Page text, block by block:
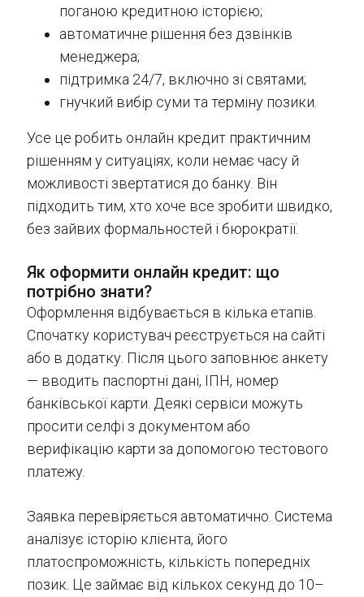
поганою кредитною історією;
автоматичне рішення без дзвінків
менеджера;
підтримка 24/7, включно зі святами;
гнучкий вибір суми та терміну позики.
Усе це робить онлайн кредит практичним
рішенням у ситуаціях, коли немає часу й
можливості звертатися до банку. Він
підходить тим, хто хоче все зробити швидко,
без зайвих формальностей і бюрократії.
Як оформити онлайн кредит: що
потрібно знати?
Оформлення відбувається в кілька етапів.
Спочатку користувач реєструється на сайті
або в додатку. Після цього заповнює анкету
— вводить паспортні дані, ІПН, номер
банківської карти. Деякі сервіси можуть
просити селфі з документом або
верифікацію карти за допомогою тестового
платежу.
Заявка перевіряється автоматично. Система
аналізує історію клієнта, його
платоспроможність, кількість попередніх
позик. Це займає від кількох секунд до 10–